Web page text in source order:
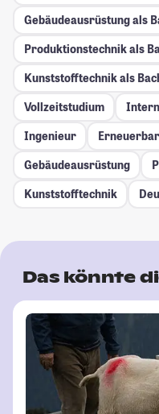
Gebäudeausrüstung als
Produktionstechnik als
Kunststofftechnik als
Vollzeitstudium
Ingenieur
Gebäudeausrüstung
Kunststofftechnik
Das könnte